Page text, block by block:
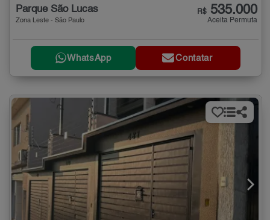
Parque São Lucas
Zona Leste - São Paulo
R$ 535.000
Aceita Permuta
WhatsApp Contatar